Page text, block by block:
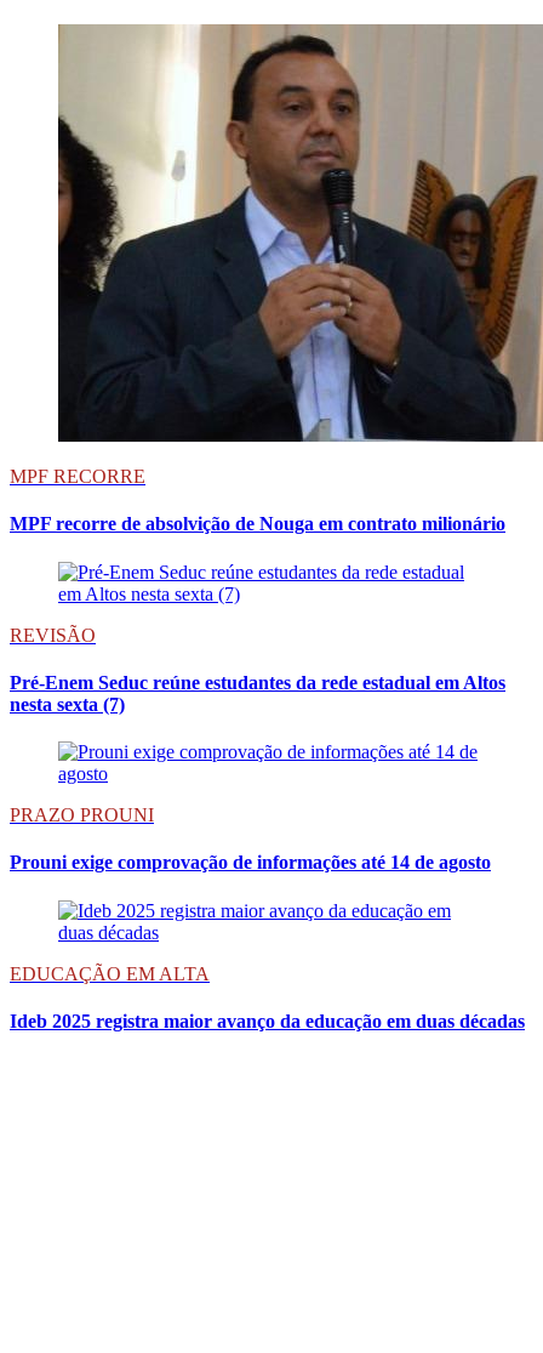
MPF RECORRE
MPF recorre de absolvição de Nouga em contrato milionário
REVISÃO
Pré-Enem Seduc reúne estudantes da rede estadual em Altos
nesta sexta (7)
PRAZO PROUNI
Prouni exige comprovação de informações até 14 de agosto
EDUCAÇÃO EM ALTA
Ideb 2025 registra maior avanço da educação em duas décadas